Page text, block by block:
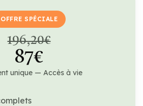
OFFRE SPÉCIALE
196,20€
87€
unique — Accès à vie